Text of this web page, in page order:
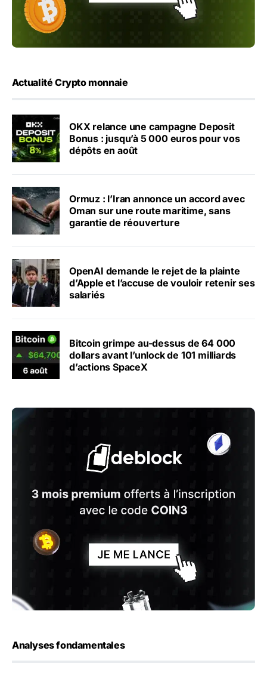
Actualité Crypto monnaie
OKX relance une campagne Deposit
Bonus : jusqu’à 5 000 euros pour vos
dépôts en août
Ormuz : l’Iran annonce un accord avec
Oman sur une route maritime, sans
garantie de réouverture
OpenAI demande le rejet de la plainte
d’Apple et l’accuse de vouloir retenir ses
salariés
Bitcoin grimpe au-dessus de 64 000
dollars avant l’unlock de 101 milliards
d’actions SpaceX
Analyses fondamentales